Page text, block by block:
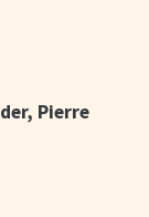
Pierre